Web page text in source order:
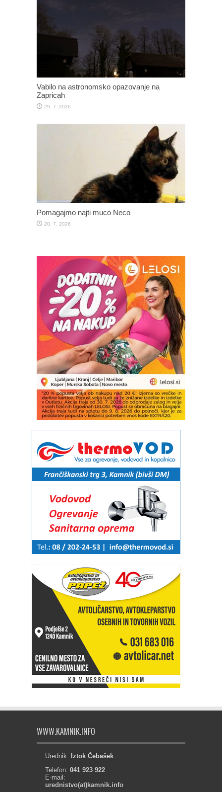
Vabilo na astronomsko opazovanje na
Zapricah
29. 7. 2026
Pomagajmo najti muco Neco
20. 7. 2026
WWW.KAMNIK.INFO
Urednik: Iztok Čebašek
Telefon: 041 923 922
E-mail:
urednistvo(at)kamnik.info